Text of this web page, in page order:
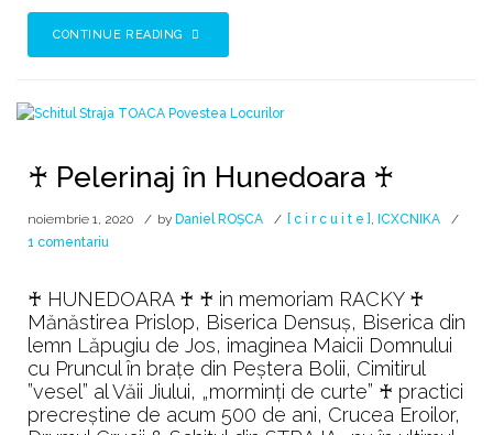
CONTINUE READING
♰ Pelerinaj în Hunedoara ♰
noiembrie 1, 2020 by Daniel ROȘCA [ c i r c u i t e ] , ICXCNIKA
1 comentariu
în
Hunedoara
♰
♰ HUNEDOARA ♰ ♰ in memoriam RACKY ♰
Mănăstirea Prislop, Biserica Densuş, Biserica din
lemn Lăpugiu de Jos, imaginea Maicii Domnului
cu Pruncul în brațe din Peștera Bolii, Cimitirul
”vesel” al Văii Jiului, „morminți de curte” ♰ practici
precreștine de acum 500 de ani, Crucea Eroilor,